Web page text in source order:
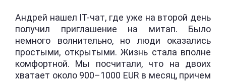
Андрей нашел IT-чат, где уже на второй день
получил приглашение на митап. Было
немного волнительно, но люди оказались
простыми, открытыми. Жизнь стала вполне
комфортной. Мы посчитали, что на двоих
хватает около 900–1000 EUR в месяц, причем